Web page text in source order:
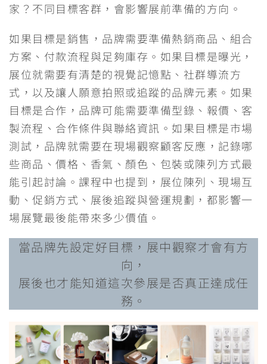
家？不同目標客群，會影響展前準備的方向。
如果目標是銷售，品牌需要準備熱銷商品、組合
方案、付款流程與足夠庫存。如果目標是曝光，
展位就需要有清楚的視覺記憶點、社群導流方
式，以及讓人願意拍照或追蹤的品牌元素。如果
目標是合作，品牌可能需要準備型錄、報價、客
製流程、合作條件與聯絡資訊。如果目標是市場
測試，品牌就需要在現場觀察顧客反應，記錄哪
些商品、價格、香氣、顏色、包裝或陳列方式最
能引起討論。課程中也提到，展位陳列、現場互
動、促銷方式、展後追蹤與營運規劃，都影響一
場展覽最後能帶來多少價值。
當品牌先設定好目標，展中觀察才會有方
向，
展後也才能知道這次參展是否真正達成任
務。